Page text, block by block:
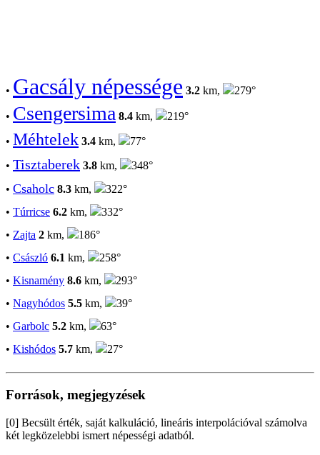
• Gacsály népessége 3.2 km, 279°
• Csengersima 8.4 km, 219°
• Méhtelek 3.4 km,
77°
• Tisztaberek 3.8 km,
348°
• Csaholc 8.3 km,
322°
• Túrricse 6.2 km,
332°
• Zajta 2 km,
186°
• Császló 6.1 km,
258°
• Kisnamény 8.6 km,
293°
• Nagyhódos 5.5 km,
39°
• Garbolc 5.2 km,
63°
• Kishódos 5.7 km, 27°
Források, megjegyzések
[0] Becsült érték, saját kalkuláció, lineáris interpolációval számolva
két legközelebbi ismert népességi adatból.